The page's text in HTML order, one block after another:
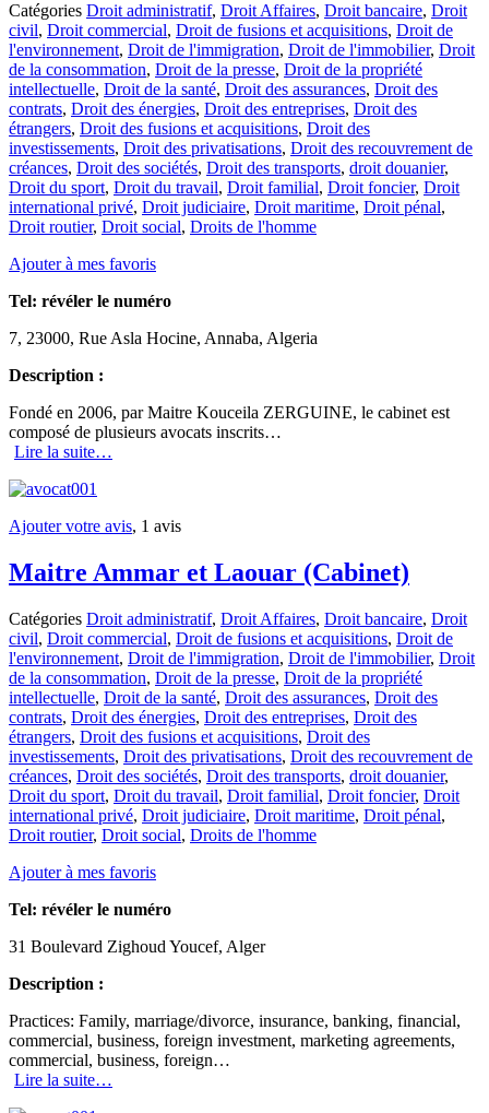
Catégories Droit administratif, Droit Affaires, Droit bancaire, Droit
civil, Droit commercial, Droit de fusions et acquisitions, Droit de
l'environnement, Droit de l'immigration, Droit de l'immobilier, Droit
de la consommation, Droit de la presse, Droit de la propriété
intellectuelle, Droit de la santé, Droit des assurances, Droit des
contrats, Droit des énergies, Droit des entreprises, Droit des
étrangers, Droit des fusions et acquisitions, Droit des
investissements, Droit des privatisations, Droit des recouvrement de
créances, Droit des sociétés, Droit des transports, droit douanier,
Droit du sport, Droit du travail, Droit familial, Droit foncier, Droit
international privé, Droit judiciaire, Droit maritime, Droit pénal,
Droit routier, Droit social, Droits de l'homme
Ajouter à mes favoris
Tel: révéler le numéro
7, 23000, Rue Asla Hocine, Annaba, Algeria
Description :
Fondé en 2006, par Maitre Kouceila ZERGUINE, le cabinet est
composé de plusieurs avocats inscrits…
Lire la suite…
Ajouter votre avis, 1 avis
Maitre Ammar et Laouar (Cabinet)
Catégories Droit administratif, Droit Affaires, Droit bancaire, Droit
civil, Droit commercial, Droit de fusions et acquisitions, Droit de
l'environnement, Droit de l'immigration, Droit de l'immobilier, Droit
de la consommation, Droit de la presse, Droit de la propriété
intellectuelle, Droit de la santé, Droit des assurances, Droit des
contrats, Droit des énergies, Droit des entreprises, Droit des
étrangers, Droit des fusions et acquisitions, Droit des
investissements, Droit des privatisations, Droit des recouvrement de
créances, Droit des sociétés, Droit des transports, droit douanier,
Droit du sport, Droit du travail, Droit familial, Droit foncier, Droit
international privé, Droit judiciaire, Droit maritime, Droit pénal,
Droit routier, Droit social, Droits de l'homme
Ajouter à mes favoris
Tel: révéler le numéro
31 Boulevard Zighoud Youcef, Alger
Description :
Practices: Family, marriage/divorce, insurance, banking, financial,
commercial, business, foreign investment, marketing agreements,
commercial, business, foreign…
Lire la suite…